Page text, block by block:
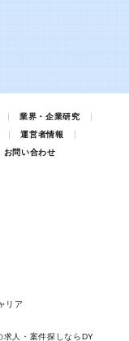
業界・企業研究
運営者情報
お問い合わせ
リア
求人・案件探しならDY